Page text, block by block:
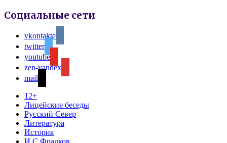
Социальные сети
vkontakte
twitter
youtube
zen-yandex
mail
12+
Лицейские беседы
Русский Север
Литература
История